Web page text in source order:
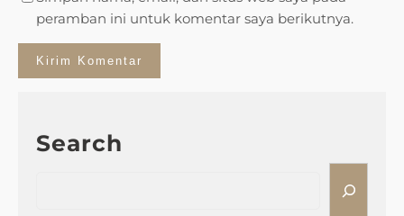
peramban ini untuk komentar saya berikutnya.
Search